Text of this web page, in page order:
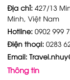
Địa chỉ: 427/13
Minh, Việt Nam
Hotline: 0902 999
Điện thoại: 0283
Email:
Thông tin